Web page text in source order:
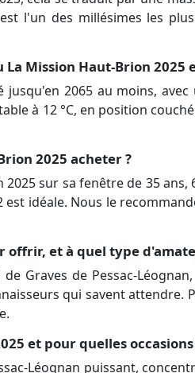
l'un des millésimes les
Mission Haut-Brion 2025
jusqu'en 2065 au moins,
à 12 °C, en position
2025 acheter ?
sur sa fenêtre de 35
est idéale. Nous le
offrir, et à quel type
Graves de Pessac-
qui savent attendre.
et pour quelles
Léognan puissant,